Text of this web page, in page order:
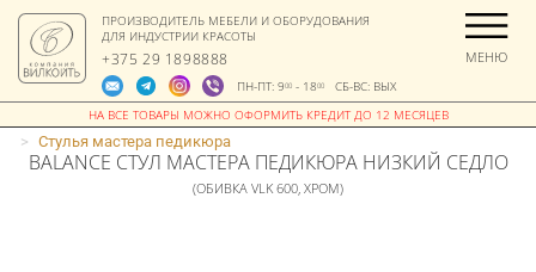
ПРОИЗВОДИТЕЛЬ МЕБЕЛИ И ОБОРУДОВАНИЯ
ДЛЯ ИНДУСТРИИ КРАСОТЫ
+375 29 1898888
ПН-ПТ: 900- 1800СБ-ВС: ВЫХ
МЕНЮ
> Стулья мастера педикюра
BALANCE СТУЛ МАСТЕРА ПЕДИКЮРА НИЗКИЙ СЕДЛО
(ОБИВКА VLK 600, ХРОМ)